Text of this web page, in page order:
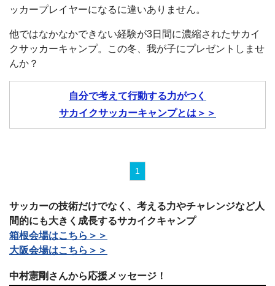
ッカープレイヤーになるに違いありません。
他ではなかなかできない経験が3日間に濃縮されたサカイ
クサッカーキャンプ。この冬、我が子にプレゼントしませ
んか？
自分で考えて行動する力がつく
サカイクサッカーキャンプとは＞＞
1
サッカーの技術だけでなく、考える力やチャレンジなど人
間的にも大きく成長するサカイクキャンプ
箱根会場はこちら＞＞
大阪会場はこちら＞＞
中村憲剛さんから応援メッセージ！